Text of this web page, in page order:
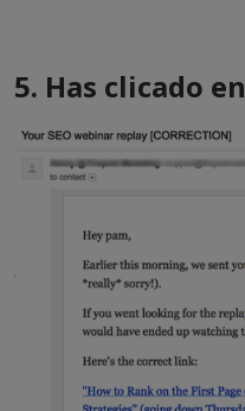
5. Has clicado